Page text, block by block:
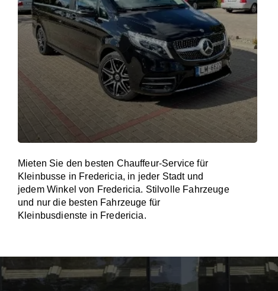
Mieten Sie den besten Chauffeur-Service für
Kleinbusse in Fredericia, in jeder Stadt und
jedem Winkel von Fredericia. Stilvolle Fahrzeuge
und nur die besten Fahrzeuge für
Kleinbusdienste in Fredericia.